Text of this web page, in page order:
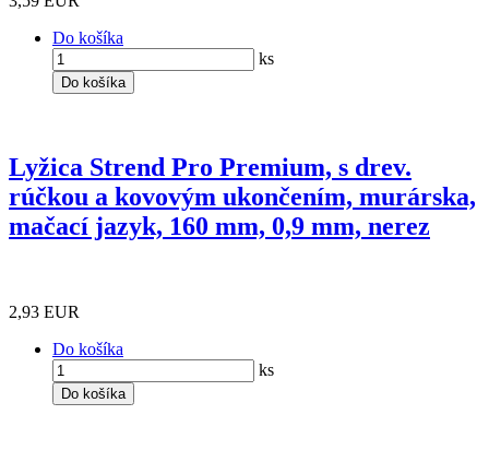
Do košíka
ks
Do košíka
Lyžica Strend Pro Premium, s drev.
rúčkou a kovovým ukončením, murárska,
mačací jazyk, 160 mm, 0,9 mm, nerez
2,93 EUR
Do košíka
ks
Do košíka